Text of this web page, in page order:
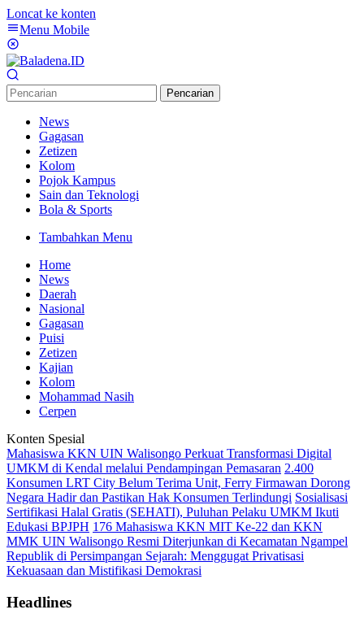
Loncat ke konten
Menu Mobile
Pencarian
News
Gagasan
Zetizen
Kolom
Pojok Kampus
Sain dan Teknologi
Bola & Sports
Tambahkan Menu
Home
News
Daerah
Nasional
Gagasan
Puisi
Zetizen
Kajian
Kolom
Mohammad Nasih
Cerpen
Konten Spesial
Mahasiswa KKN UIN Walisongo Perkuat Transformasi Digital
UMKM di Kendal melalui Pendampingan Pemasaran 2.400
Konsumen LRT City Belum Terima Unit, Ferry Firmawan Dorong
Negara Hadir dan Pastikan Hak Konsumen Terlindungi Sosialisasi
Sertifikasi Halal Gratis (SEHATI), Puluhan Pelaku UMKM Ikuti
Edukasi BPJPH 176 Mahasiswa KKN MIT Ke-22 dan KKN
MMK UIN Walisongo Resmi Diterjunkan di Kecamatan Ngampel
Republik di Persimpangan Sejarah: Menggugat Privatisasi
Kekuasaan dan Mistifikasi Demokrasi
Headlines